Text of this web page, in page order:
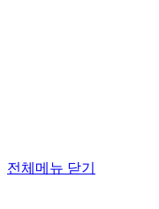
전체메뉴 닫기